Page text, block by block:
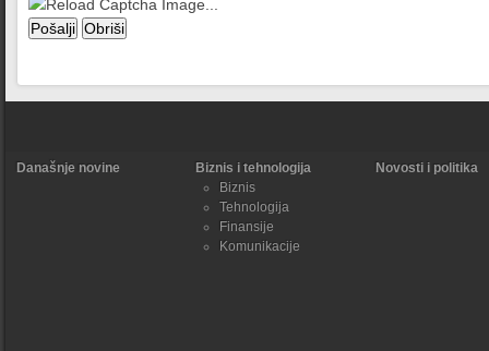
Današnje novine
Biznis i tehnologija
Biznis
Tehnologija
Finansije
Komunikacije
Novosti i politika